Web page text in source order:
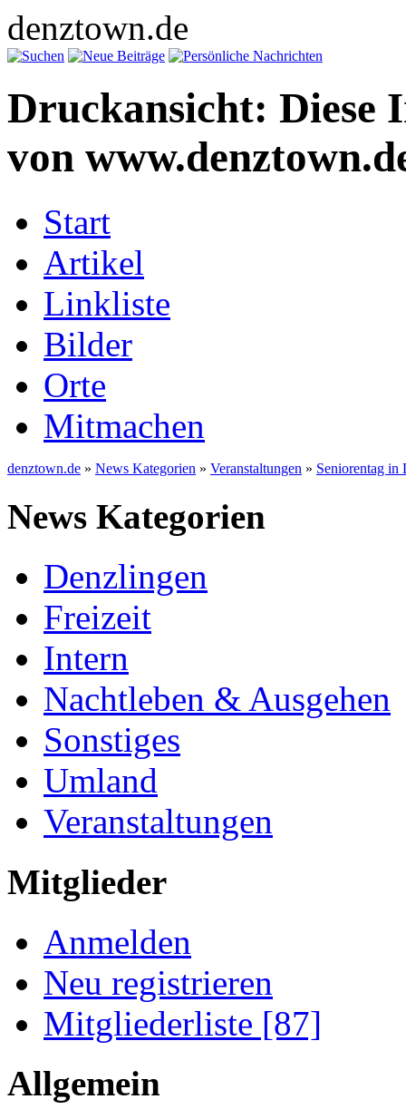
denztown.de
Druckansicht: Diese
von
Start
Artikel
Linkliste
Bilder
Orte
Mitmachen
denztown.de » News Kategorien » Veranstaltungen » Seniorentag in
News Kategorien
Denzlingen
Freizeit
Intern
Nachtleben & Ausgehen
Sonstiges
Umland
Veranstaltungen
Mitglieder
Anmelden
Neu registrieren
Mitgliederliste [87]
Allgemein